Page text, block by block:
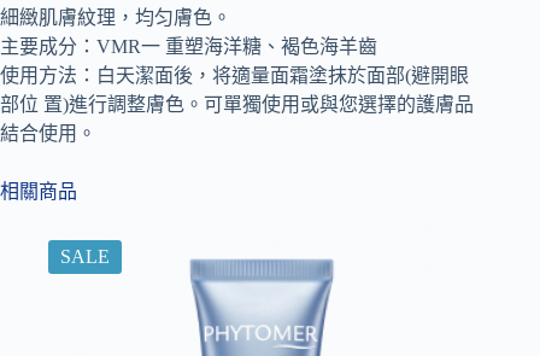
細緻肌膚紋理，均匀膚色。
主要成分：VMR一 重塑海洋糖、褐色海羊齒
使用方法：白天潔面後，将適量面霜塗抹於面部(避開眼
部位 置)進行調整膚色。可單獨使用或與您選擇的護膚品
結合使用。
相關商品
SALE